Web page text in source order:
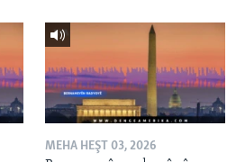
MEHA HEŞT 03, 2026